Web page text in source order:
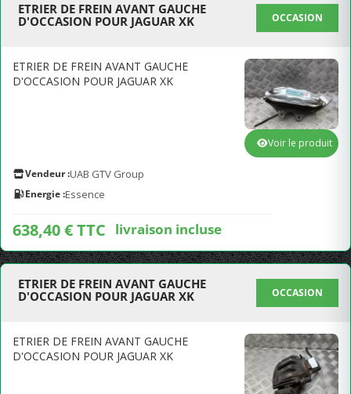
ETRIER DE FREIN AVANT GAUCHE
D'OCCASION POUR JAGUAR XK
OCCASION
ETRIER DE FREIN AVANT GAUCHE
D'OCCASION POUR JAGUAR XK
Vendeur :UAB GTV Group
Energie :Essence
638,40 € TTC livraison incluse
Voir le produit
ETRIER DE FREIN AVANT GAUCHE
D'OCCASION POUR JAGUAR XK
OCCASION
ETRIER DE FREIN AVANT GAUCHE
D'OCCASION POUR JAGUAR XK